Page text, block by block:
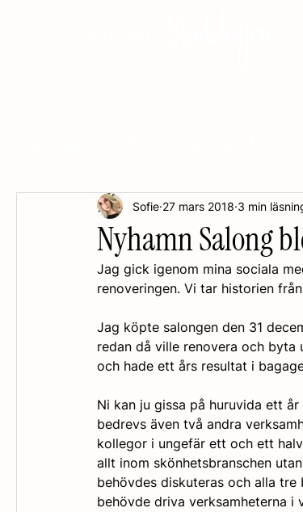
Nyhamn Salong
Sofie 27 mars 2018 3 min
Jag gick igenom mina sociala
renoveringen. Vi tar historien
Jag köpte salongen den 31
redan då ville renovera och
och hade ett års resultat i
Ni kan ju gissa på huruvida ett
bedrevs även två andra
kollegor i ungefär ett och ett
allt inom skönhetsbranschen
behövdes diskuteras och alla
behövde driva verksamheterna i